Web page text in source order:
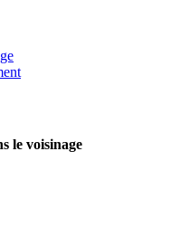
le voisinage